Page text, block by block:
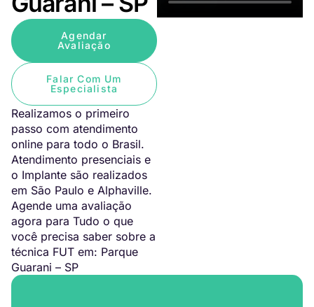
Agendar
Avaliação
Falar Com Um
Especialista
Realizamos o primeiro
passo com atendimento
online para todo o Brasil.
Atendimento presenciais e
o Implante são realizados
em São Paulo e Alphaville.
Agende uma avaliação
agora para Tudo o que
você precisa saber sobre a
técnica FUT em: Parque
Guarani – SP